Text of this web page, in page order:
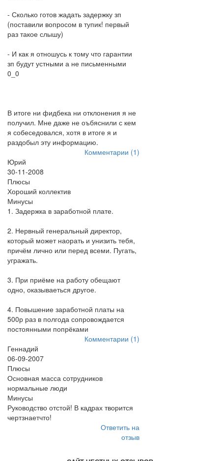
- Сколько готов жадать задержку зп
(поставили вопросом в тупик! первый
раз такое слышу)
- И как я отношусь к тому что гарантии
зп будут устными а не письменными
0_0
В итоге ни фидбека ни отклонения я не
получил. Мне даже не оъбяснили с кем
я собеседовался, хотя в итоге я и
раздобыл эту информацию.
Комментарии (1)
Юрий
30-11-2008
Плюсы
Хороший коллектив
Минусы
1. Задержка в заработной плате.
2. Нервный генеральный директор,
который может наорать и унизить тебя,
причём лично или перед всеми. Пугать,
угражать.
3. При приёме на работу обещают
одно, оказываеться другое.
4. Повышение заработной платы на
500р раз в полгода сопровождается
постоянными попрёками
Комментарии (1)
Геннадий
06-09-2007
Плюсы
Основная масса сотрудников
нормальные люди
Минусы
Руководство отстой! В кадрах творится
чертзнаетчто!
Ответить на
отзыв